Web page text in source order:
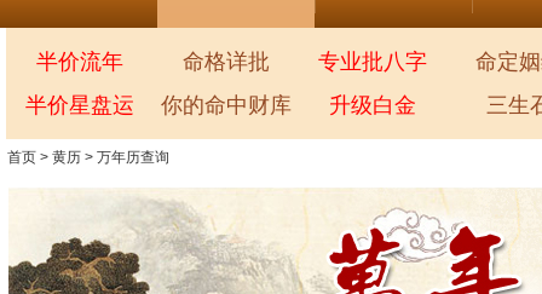
半价流年 命格详批 专业批八字
命定
半价星盘运
你的命中财库 升级白金 三生
首页 > 黄历 > 万年历查询